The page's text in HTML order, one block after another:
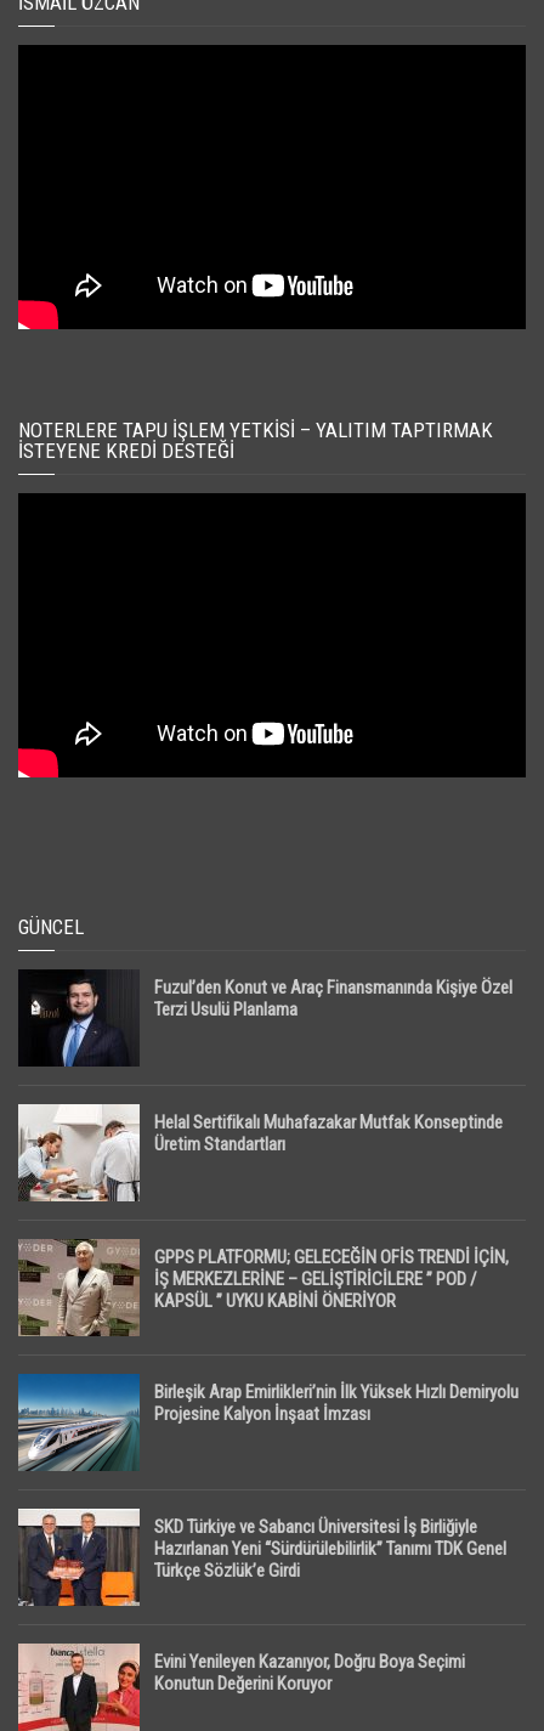
NOTERLERE TAPU İŞLEM YETKISI – YALITIM TAPTIRMAK
İSTEYENE KREDI DESTEĞI
GÜNCEL
Fuzul’den Konut ve Araç Finansmanında Kişiye Özel
Terzi Usulü Planlama
Helal Sertifikalı Muhafazakar Mutfak Konseptinde
Üretim Standartları
GPPS PLATFORMU; GELECEĞİN OFİS TRENDİ İÇİN,
İŞ MERKEZLERİNE – GELİŞTİRİCİLERE ” POD /
KAPSÜL ” UYKU KABİNİ ÖNERİYOR
Birleşik Arap Emirlikleri’nin İlk Yüksek Hızlı Demiryolu
Projesine Kalyon İnşaat İmzası
SKD Türkiye ve Sabancı Üniversitesi İş Birliğiyle
Hazırlanan Yeni “Sürdürülebilirlik” Tanımı TDK Genel
Türkçe Sözlük’e Girdi
Evini Yenileyen Kazanıyor, Doğru Boya Seçimi
Konutun Değerini Koruyor